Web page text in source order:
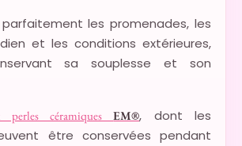
les promenades, les
et les conditions extérieures,
sa souplesse et son
perles céramiquesEM®, dont les
être conservées pendant